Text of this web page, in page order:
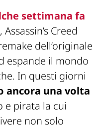
settimana fa
Assassin’s Creed
dell’originale
espande il mondo
In questi giorni
ancora una volta
e pirata la cui
non solo